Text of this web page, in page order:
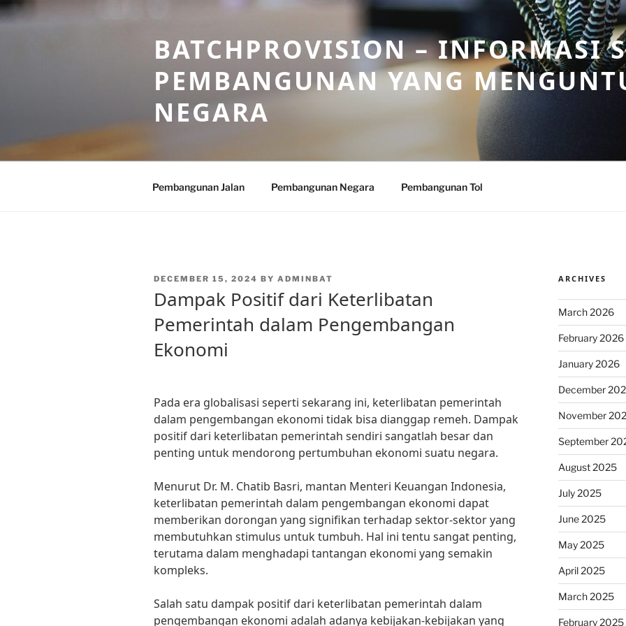
Skip
to
BATCHPROVISION – INFORMASI
PEMBANGUNAN YANG
NEGARA
Pembangunan Jalan Pembangunan Negara Pembangunan Tol
POSTED
DECEMBER 15, 2024 BY ADMINBAT
Dampak Positif dari Keterlibatan
Pemerintah dalam Pengembangan
Ekonomi
Pada era globalisasi seperti sekarang ini, keterlibatan pemerintah
dalam pengembangan ekonomi tidak bisa dianggap remeh. Dampak
positif dari keterlibatan pemerintah sendiri sangatlah besar dan
penting untuk mendorong pertumbuhan ekonomi suatu negara.
Menurut Dr. M. Chatib Basri, mantan Menteri Keuangan Indonesia,
keterlibatan pemerintah dalam pengembangan ekonomi dapat
memberikan dorongan yang signifikan terhadap sektor-sektor yang
membutuhkan stimulus untuk tumbuh. Hal ini tentu sangat penting,
terutama dalam menghadapi tantangan ekonomi yang semakin
kompleks.
Salah satu dampak positif dari keterlibatan pemerintah dalam
pengembangan ekonomi adalah adanya kebijakan-kebijakan yang
ARCHIVES
March 2026
February 2026
January 2026
December
November
September
August 2025
July 2025
June 2025
May 2025
April 2025
March 2025
February 2025